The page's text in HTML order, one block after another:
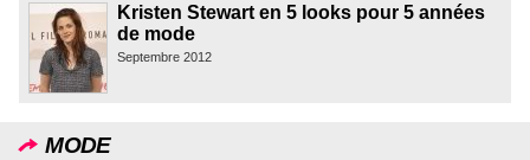
Kristen Stewart en 5 looks pour 5 années
de mode
Septembre 2012
MODE